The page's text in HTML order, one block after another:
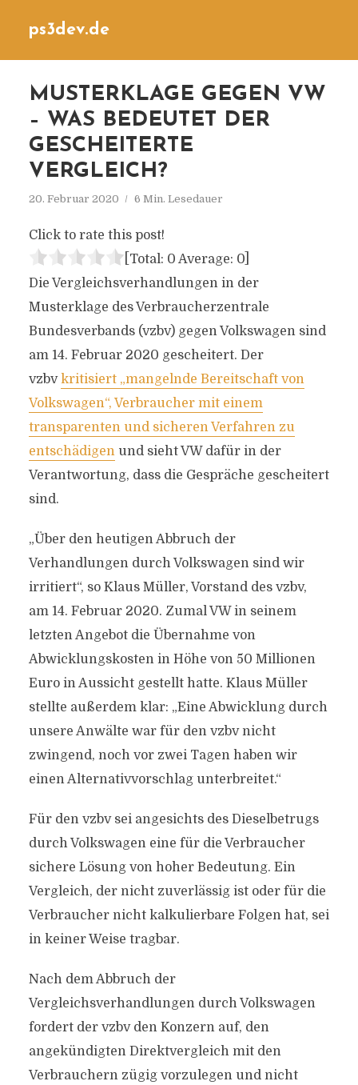
ps3dev.de
MUSTERKLAGE GEGEN VW
– WAS BEDEUTET DER
GESCHEITERTE
VERGLEICH?
20. Februar 2020 6 Min. Lesedauer
Click to rate this post!
[Total: 0 Average: 0]
Die Vergleichsverhandlungen in der
Musterklage des Verbraucherzentrale
Bundesverbands (vzbv) gegen Volkswagen sind
am 14. Februar 2020 gescheitert. Der
vzbvkritisiert „mangelnde Bereitschaft von
Volkswagen“, Verbraucher mit einem
transparenten und sicheren Verfahren zu
entschädigenund sieht VW dafür in der
Verantwortung, dass die Gespräche gescheitert
sind.
„Über den heutigen Abbruch der
Verhandlungen durch Volkswagen sind wir
irritiert“, so Klaus Müller, Vorstand des vzbv,
am 14. Februar 2020. Zumal VW in seinem
letzten Angebot die Übernahme von
Abwicklungskosten in Höhe von 50 Millionen
Euro in Aussicht gestellt hatte. Klaus Müller
stellte außerdem klar: „Eine Abwicklung durch
unsere Anwälte war für den vzbv nicht
zwingend, noch vor zwei Tagen haben wir
einen Alternativvorschlag unterbreitet.“
Für den vzbv sei angesichts des Dieselbetrugs
durch Volkswagen eine für die Verbraucher
sichere Lösung von hoher Bedeutung. Ein
Vergleich, der nicht zuverlässig ist oder für die
Verbraucher nicht kalkulierbare Folgen hat, sei
in keiner Weise tragbar.
Nach dem Abbruch der
Vergleichsverhandlungen durch Volkswagen
fordert der vzbv den Konzern auf, den
angekündigten Direktvergleich mit den
Verbrauchern zügig vorzulegen und nicht